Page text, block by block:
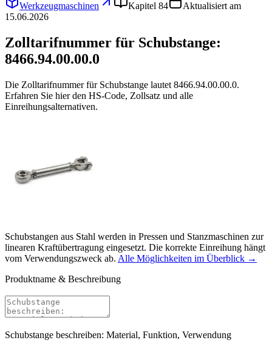
Werkzeugmaschinen Kapitel 84
Aktualisiert am
15.06.2026
Zolltarifnummer für Schubstange:
8466.94.00.00.0
Die Zolltarifnummer für Schubstange lautet 8466.94.00.00.0.
Erfahren Sie hier den HS-Code, Zollsatz und alle
Einreihungsalternativen.
Schubstangen aus Stahl werden in Pressen und Stanzmaschinen zur
linearen Kraftübertragung eingesetzt. Die korrekte Einreihung hängt
vom Verwendungszweck ab. Alle Möglichkeiten im Überblick →
Produktname & Beschreibung
Schubstange beschreiben: Material, Funktion, Verwendung